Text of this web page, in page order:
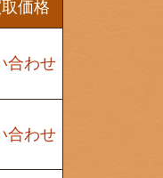
価格
合わせ
合わせ